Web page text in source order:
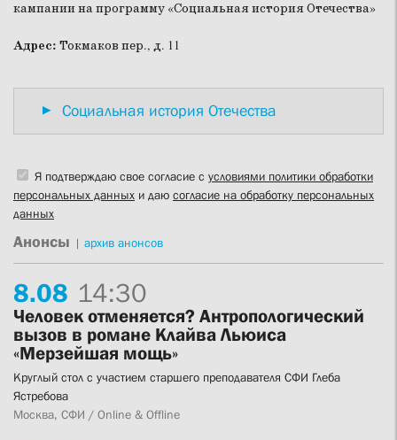
кампании на программу «Социальная история Отечества»
Адрес: Токмаков пер., д. 11
Социальная история Отечества
Я подтверждаю свое согласие с условиями политики обработки
персональных данных и даю согласие на обработку персональных
данных
Анонсы | архив анонсов
8.08 14:30
Человек отменяется? Антропологический
вызов в романе Клайва Льюиса
«Мерзейшая мощь»
Круглый стол с участием старшего преподавателя СФИ Глеба
Ястребова
Москва, СФИ / Online & Offline